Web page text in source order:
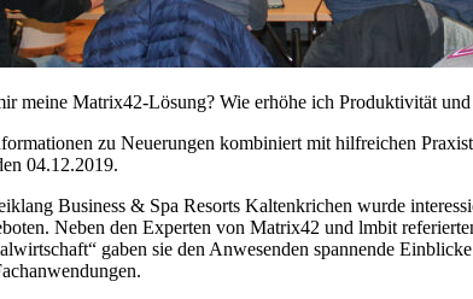
meine Matrix42-Lösung? Wie erhöhe ich Produktivität
zu Neuerungen kombiniert mit hilfreichen
04.12.2019.
Business & Spa Resorts Kaltenkrichen wurde
Neben den Experten von Matrix42 und lmbit
gaben sie den Anwesenden spannende